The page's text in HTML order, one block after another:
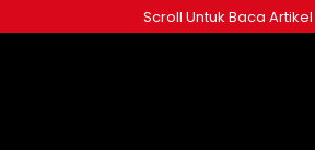
ke
Scroll Untuk Baca Artikel